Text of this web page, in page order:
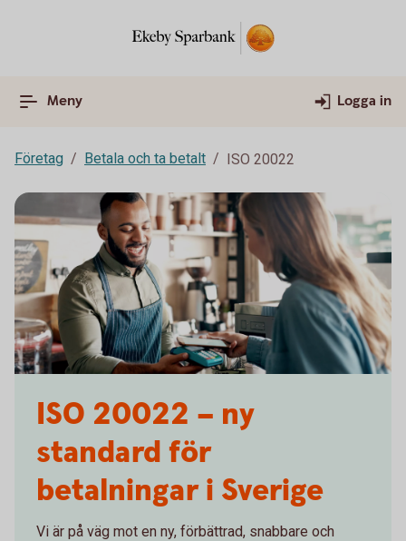
Meny Logga in
Företag Betala och ta betalt ISO 20022
ISO 20022 – ny
standard för
betalningar i Sverige
Vi är på väg mot en ny, förbättrad, snabbare och